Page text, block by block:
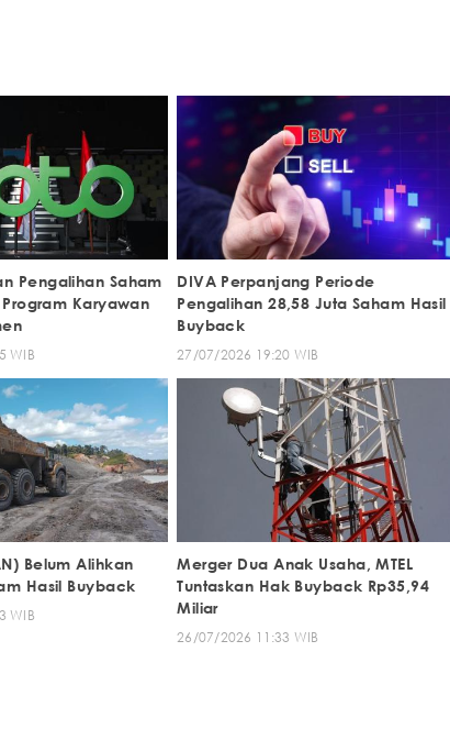
Pengalihan Saham
Program Karyawan
WIB
DIVA Perpanjang Periode
Pengalihan 28,58 Juta Saham Hasil
Buyback
27/07/2026 19:20 WIB
Belum Alihkan
Hasil Buyback
WIB
Merger Dua Anak Usaha, MTEL
Tuntaskan Hak Buyback Rp35,94
Miliar
26/07/2026 11:33 WIB